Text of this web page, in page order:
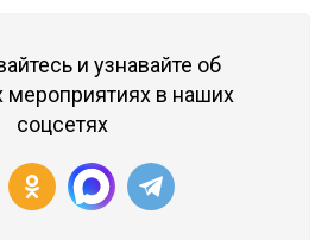
и узнавайте об
мероприятиях в наших
соцсетях